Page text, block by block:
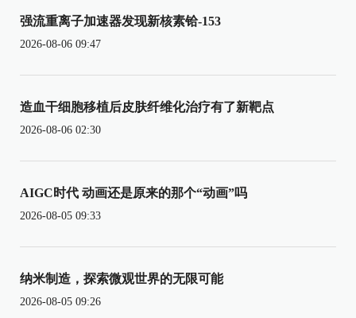
强流重离子加速器发现新核素铪-153
2026-08-06 09:47
造血干细胞移植后皮肤纤维化治疗有了新靶点
2026-08-06 02:30
AIGC时代 动画还是原来的那个“动画”吗
2026-08-05 09:33
纳米制造，探索微观世界的无限可能
2026-08-05 09:26